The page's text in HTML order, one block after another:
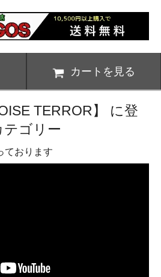
カートを見る
TERROR】 に登
ゴリー
ております